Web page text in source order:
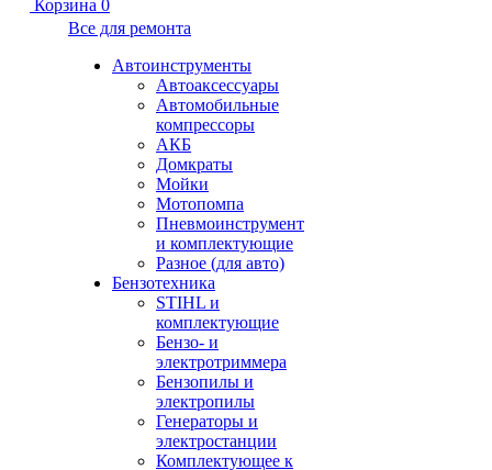
Корзина 0
Все для ремонта
Автоинструменты
Автоаксессуары
Автомобильные
компрессоры
АКБ
Домкраты
Мойки
Мотопомпа
Пневмоинструмент
и комплектующие
Разное (для авто)
Бензотехника
STIHL и
комплектующие
Бензо- и
электротриммера
Бензопилы и
электропилы
Генераторы и
электростанции
Комплектующее к